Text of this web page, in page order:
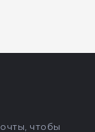
чтобы